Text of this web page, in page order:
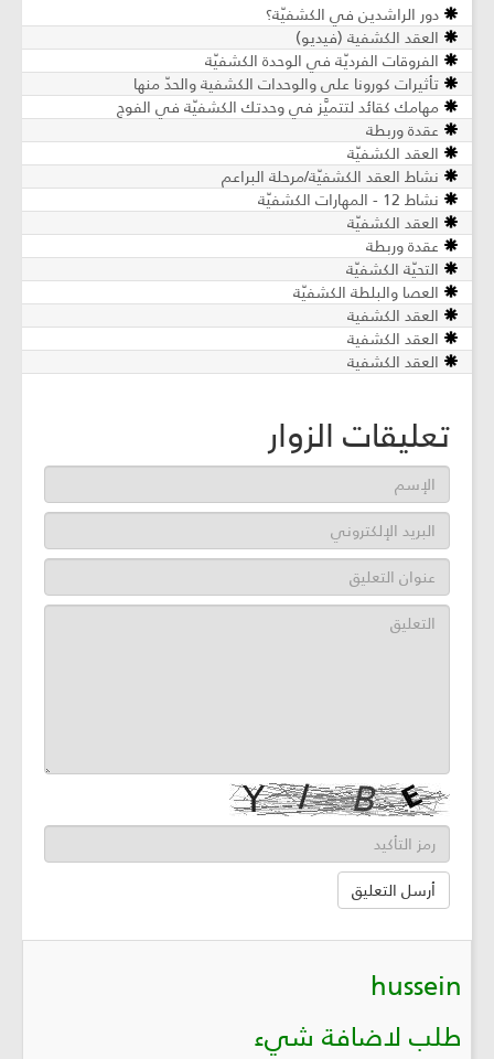
دور الراشدين في الكشفيّة؟
العقد الكشفية (فيديو)
الفروقات الفرديّة في الوحدة الكشفيّة
تأثيرات كورونا على والوحدات الكشفية والحدّ منها
مهامك كقائد لتتميَّز في وحدتك الكشفيّة في الفوج
عقدة وربطة
العقد الكشفيّة
نشاط العقد الكشفيّة/مرحلة البراعم
نشاط 12 - المهارات الكشفيّة
العقد الكشفيّة
عقدة وربطة
التحيّة الكشفيّة
العصا والبلطة الكشفيّة
العقد الكشفية
العقد الكشفية
العقد الكشفية
تعليقات الزوار
hussein
طلب لاضافة شيء